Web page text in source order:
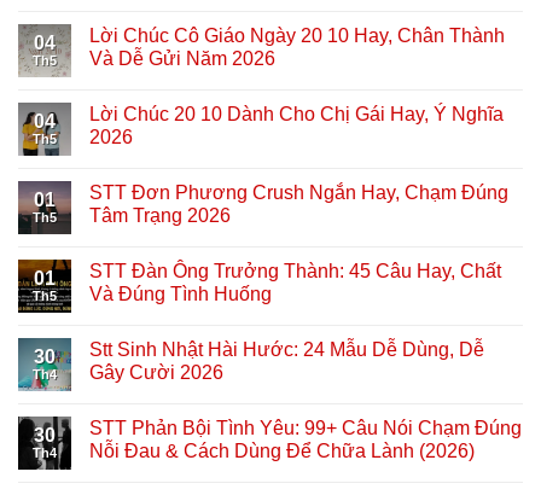
04
Th5
Lời Chúc Cô Giáo Ngày 20 10 Hay, Chân Thành
Và Dễ Gửi Năm 2026
04
Th5
Lời Chúc 20 10 Dành Cho Chị Gái Hay, Ý Nghĩa
2026
01
Th5
STT Đơn Phương Crush Ngắn Hay, Chạm Đúng
Tâm Trạng 2026
01
Th5
STT Đàn Ông Trưởng Thành: 45 Câu Hay, Chất
Và Đúng Tình Huống
30
Th4
Stt Sinh Nhật Hài Hước: 24 Mẫu Dễ Dùng, Dễ
Gây Cười 2026
30
Th4
STT Phản Bội Tình Yêu: 99+ Câu Nói Chạm Đúng
Nỗi Đau & Cách Dùng Để Chữa Lành (2026)